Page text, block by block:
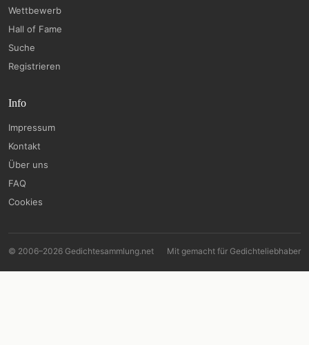
Wettbewerb
Hall of Fame
Suche
Registrieren
Info
Impressum
Kontakt
Über uns
FAQ
Cookies
© 2006–2026 Gedichtesammlung.net Mit gemacht für Gedichteliebhaber